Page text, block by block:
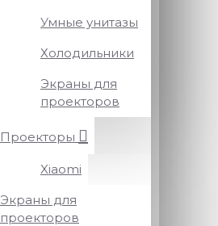
Умные унитазы
Холодильники
Экраны для
проекторов
Проекторы
Xiaomi
Экраны для
проекторов